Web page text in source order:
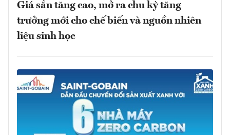
Giá sắn tăng cao, mở ra chu kỳ tăng
trưởng mới cho chế biến và nguồn nhiên
liệu sinh học